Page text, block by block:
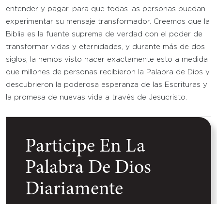
entender y pagar, para que todas las personas puedan
experimentar su mensaje transformador. Creemos que la
Biblia es la fuente suprema de verdad con el poder de
transformar vidas y eternidades, y durante más de dos
siglos, la hemos visto hacer exactamente esto a medida
que millones de personas recibieron la Palabra de Dios y
descubrieron la poderosa esperanza de las Escrituras y
la promesa de nuevas vida a través de Jesucristo.
Participe En La
Palabra De Dios
Diariamente